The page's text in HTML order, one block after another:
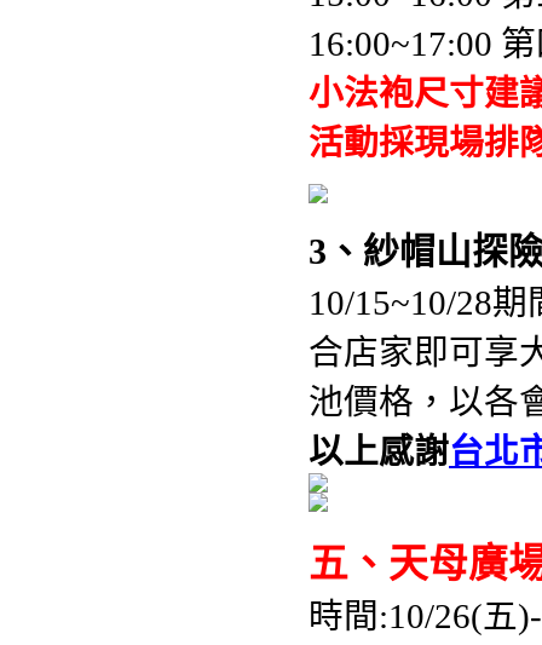
16:00~17:00
小法袍尺寸建
活動採現場排
3、紗帽山探
10/15~10/28
合店家即可享
池價格，以各
以上感謝台北
五、天母廣
時間:10/26(五